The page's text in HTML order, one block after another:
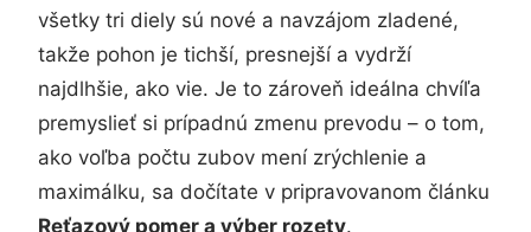
všetky tri diely sú nové a navzájom zladené,
takže pohon je tichší, presnejší a vydrží
najdlhšie, ako vie. Je to zároveň ideálna chvíľa
premyslieť si prípadnú zmenu prevodu – o tom,
ako voľba počtu zubov mení zrýchlenie a
maximálku, sa dočítate v pripravovanom článku
Reťazový pomer a výber rozety.